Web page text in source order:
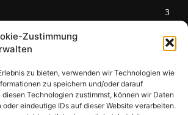
Zustimmung
zu bieten, verwenden wir Technologien wie
zu speichern und/oder darauf
Technologien zustimmst, können wir Daten
eindeutige IDs auf dieser Website verarbeiten.
3
Pilzseite
Seltene Pilze aus
Mainfranken und